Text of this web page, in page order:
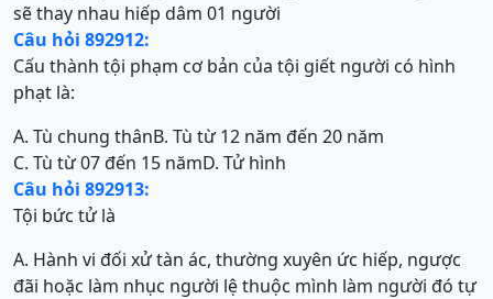
sẽ thay nhau hiếp dâm 01 người
Câu hỏi 892912:
Cấu thành tội phạm cơ bản của tội giết người có hình
phạt là:
A. Tù chung thânB. Tù từ 12 năm đến 20 năm
C. Tù từ 07 đến 15 nămD. Tử hình
Câu hỏi 892913:
Tội bức tử là
A. Hành vi đối xử tàn ác, thường xuyên ức hiếp, ngược
đãi hoặc làm nhục người lệ thuộc mình làm người đó tự